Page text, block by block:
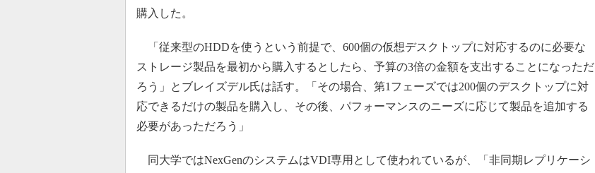
購入した。
「従来型のHDDを使うという前提で、600個の仮想デスクトップに対応するのに必要な
ストレージ製品を最初から購入するとしたら、予算の3倍の金額を支出することになっただ
ろう」とブレイズデル氏は話す。「その場合、第1フェーズでは200個のデスクトップに対
応できるだけの製品を購入し、その後、パフォーマンスのニーズに応じて製品を追加する
必要があっただろう」
同大学ではNexGenのシステムはVDI専用として使われているが、「非同期レプリケーシ